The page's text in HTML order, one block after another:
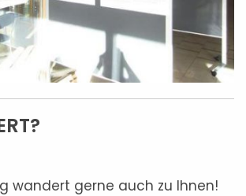
wandert gerne auch zu Ihnen!